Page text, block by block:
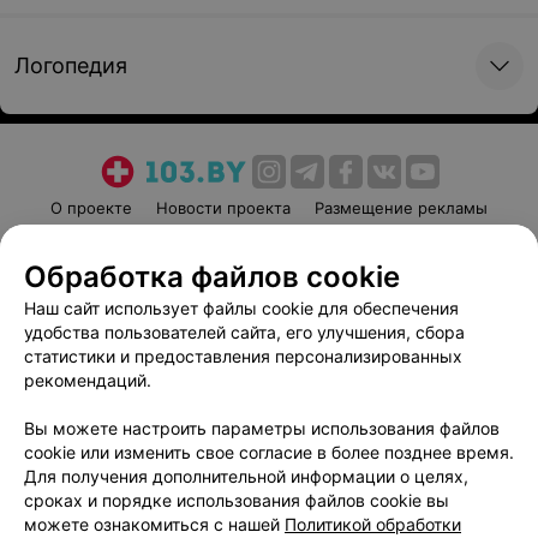
возраст 7-12 месяцев, г. Дзержинск,
ежемесячная оплата
230 руб.
Годовое обслуживание с плановыми визитами,
возраст 1-6 месяцев, г. Дзержинск, предоплата
за 6 месяцев
2 760 руб.
Годовое обслуживание с плановыми визитами,
возраст 7-12 месяцев, г. Дзержинск, предоплата
за 6 месяцев
Логопедия
О проекте Новости проекта
Размещение рекламы
Пользовательское соглашение
Способы оплаты
Вакансии
Партнеры
Написать руководителю 103.by
Обработка персональных данных
Обработка файлов cookie
Наш сайт использует файлы cookie для обеспечения
удобства пользователей сайта, его улучшения, сбора
статистики и предоставления персонализированных
рекомендаций.
Вы можете настроить параметры использования файлов
cookie или изменить свое согласие в более позднее время.
Для получения дополнительной информации о целях,
сроках и порядке использования файлов cookie вы
можете ознакомиться с нашей Политикой обработки